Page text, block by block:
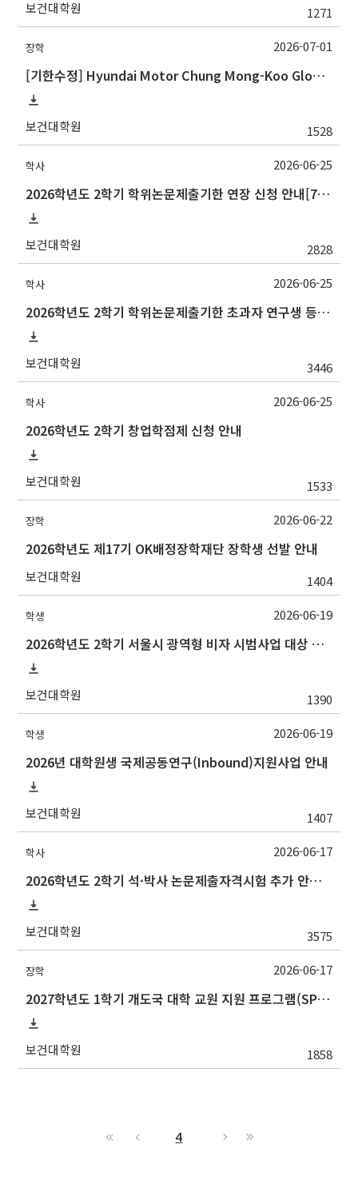
보건대학원 1271
장학
[기한수정] Hyundai Motor Chung Mong-Koo Global Scholarship for Fall 2026 (2026학년도 2학기 현대차정몽구 글로벌장학사업 신규 선발 안내 )
보건대학원 1528
2026-07-01
학사
2026학년도 2학기 학위논문제출기한 연장 신청 안내[7/10(금)까지]
보건대학원 2828
2026-06-25
학사
2026학년도 2학기 학위논문제출기한 초과자 연구생 등록 신청 안내[7/10(금)까지]
보건대학원 3446
2026-06-25
학사
2026학년도 2학기 창업학점제 신청 안내
보건대학원 1533
2026-06-25
장학
2026학년도 제17기 OK배정장학재단 장학생 선발 안내
보건대학원 1404
2026-06-22
학생
2026학년도 2학기 서울시 광역형 비자 시범사업 대상 추천 안내
보건대학원 1390
2026-06-19
학생
2026년 대학원생 국제공동연구(Inbound)지원사업 안내
보건대학원 1407
2026-06-19
학사
2026학년도 2학기 석·박사 논문제출자격시험 추가 안내(석사 시험장소 변경 등)
보건대학원 3575
2026-06-17
장학
2027학년도 1학기 개도국 대학 교원 지원 프로그램(SPF)장학생 선발 안내
보건대학원 1858
2026-06-17
4